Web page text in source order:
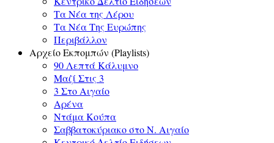
Τα Νέα της Λέρου
Τα Νέα Της Ευρώπης
Περιβάλλον
Αρχείο Εκπομπών (Playlists)
90 Λεπτά Κάλυμνο
Μαζί Στις 3
3 Στο Αιγαίο
Αρένα
Ντάμα Κούπα
Σαββατοκύριακο στο Ν. Αιγαίο